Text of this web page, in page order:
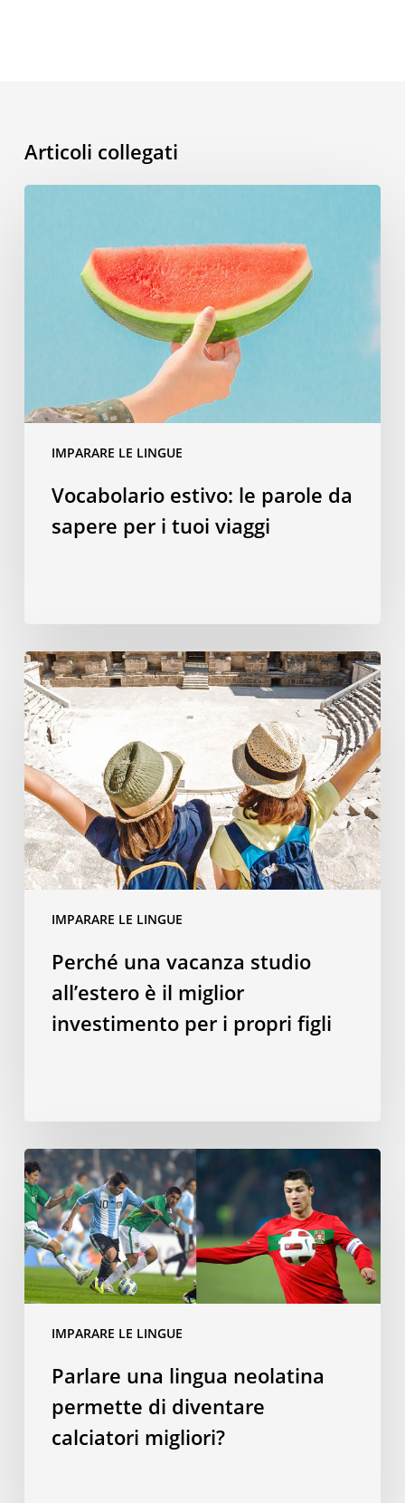
Articoli collegati
IMPARARE LE LINGUE
viaggi
Vocabolario estivo: le parole da
sapere per i tuoi viaggi
IMPARARE LE LINGUE
Perché
una
vacanza
studio
all’estero
è
il
miglior
investimento
per
propri
Perché una vacanza studio
all’estero è il miglior
investimento per i propri figli
IMPARARE LE LINGUE
Parlare
una
lingua
neolatina
permette
di
diventare
Parlare una lingua neolatina
permette di diventare
calciatori migliori?